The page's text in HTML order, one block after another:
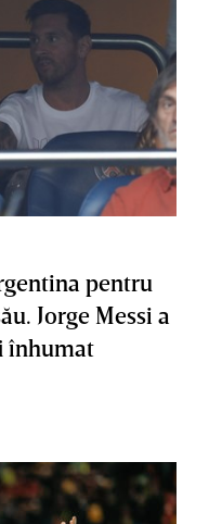
pentru
Jorge Messi a
înhumat